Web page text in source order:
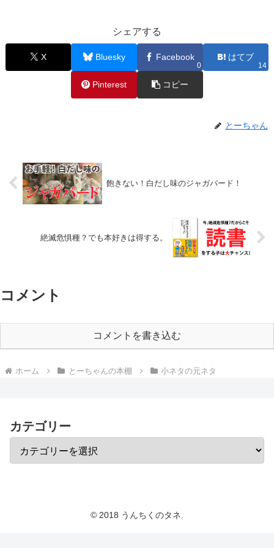
シェアする
X Bluesky Facebook
0
はてブ
14
Pinterest コピー
とーちゃん
飽きない！白だし味のジャガバード！
絶滅危惧種？でも本好きは得する。
コメント
コメントを書き込む
ホーム とーちゃんの本棚 小ネタの元ネタ
カテゴリー
© 2018 うんちくのタネ.